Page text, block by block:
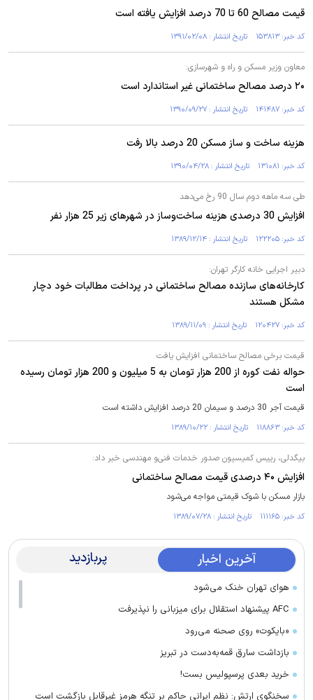
قيمت مصالح 60 تا 70 درصد افزایش یافته است
کد خبر: ۱۵۳۸۱۳ تاریخ انتشار : ۱۳۹۱/۰۲/۰۸
معاون وزیر مسکن و راه و شهرسازی:
۲۰ درصد مصالح ساختمانی غیر استاندارد است
کد خبر: ۱۴۱۴۸۷ تاریخ انتشار : ۱۳۹۰/۰۹/۲۷
هزینه ساخت ‌و ساز مسکن 20 درصد بالا رفت
کد خبر: ۱۳۱۰۸۱ تاریخ انتشار : ۱۳۹۰/۰۴/۲۸
طی سه ماهه دوم سال 90 رخ می‌دهد
افزایش 30 درصدی هزینه ساخت‌وساز در شهرهای زیر 25 هزار نفر
کد خبر: ۱۲۲۲۰۵ تاریخ انتشار : ۱۳۸۹/۱۲/۱۴
دبیر اجرایی خانه کارگر تهران:
کارخانه‌های سازنده مصالح ساختمانی در پرداخت مطالبات خود دچار
مشکل هستند
کد خبر: ۱۲۰۴۲۷ تاریخ انتشار : ۱۳۸۹/۱۱/۰۹
قیمت برخی مصالح ساختمانی افزایش یافت
حواله نفت کوره از 200 هزار تومان به 5 میلیون و 200 هزار تومان رسیده
است
قیمت آجر 30 درصد و سیمان 20 درصد افزایش داشته است
کد خبر: ۱۱۸۸۶۳ تاریخ انتشار : ۱۳۸۹/۱۰/۲۲
بیگدلی، رییس کمیسیون صدور خدمات فنی‌و مهندسی خبر داد:
افزایش ۴۰ درصدی قیمت مصالح ساختمانی
بازار مسکن با شوک قیمتی مواجه می‌شود
کد خبر: ۱۱۱۱۶۵ تاریخ انتشار : ۱۳۸۹/۰۷/۲۸
آخرین اخبار پربازدید
هوای تهران خنک می‌شود
AFC پیشنهاد استقلال برای میزبانی را نپذیرفت
«بایکوت» روی صحنه می‌رود
بازداشت سارق قمه‌به‌دست در تبریز
خرید بعدی پرسپولیس بست!
سخنگوی ارتش: نظم ایرانی حاکم بر تنگه هرمز غیرقابل بازگشت است